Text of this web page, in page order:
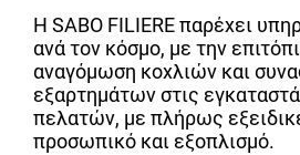
Η SABO FILIERE παρέχει
ανά τον κόσμο, με την
αναγόμωση κοχλιών και
εξαρτημάτων στις
πελατών, με πλήρως
προσωπικό και εξοπλισμό.